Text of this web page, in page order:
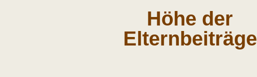
Höhe der
Elternbeiträge